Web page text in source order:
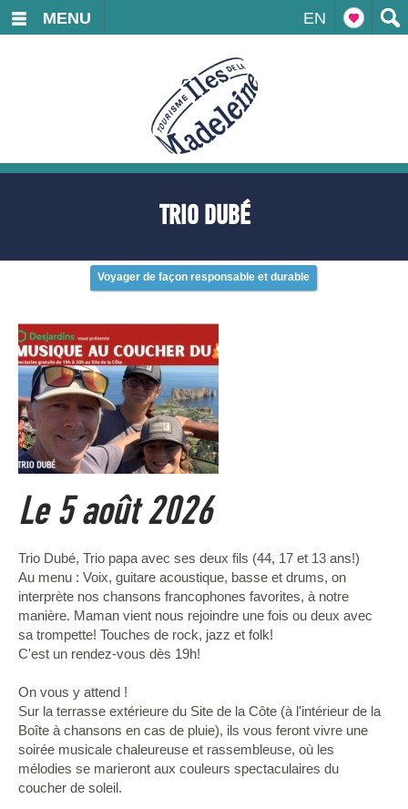
EN
MENU
TRIO DUBÉ
Voyager de façon responsable et durable
Le 5 août 2026
Trio Dubé, Trio papa avec ses deux fils (44, 17 et 13 ans!)
Au menu : Voix, guitare acoustique, basse et drums, on
interprète nos chansons francophones favorites, à notre
manière. Maman vient nous rejoindre une fois ou deux avec
sa trompette! Touches de rock, jazz et folk!
C'est un rendez-vous dès 19h!
On vous y attend !
Sur la terrasse extérieure du Site de la Côte (à l'intérieur de la
Boîte à chansons en cas de pluie), ils vous feront vivre une
soirée musicale chaleureuse et rassembleuse, où les
mélodies se marieront aux couleurs spectaculaires du
coucher de soleil.